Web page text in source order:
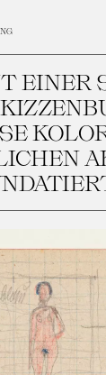
EINER